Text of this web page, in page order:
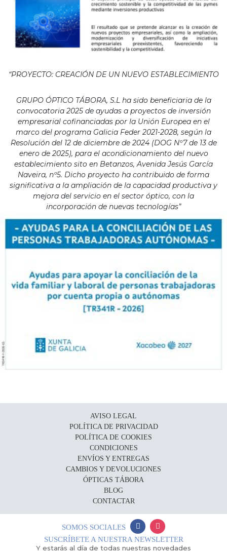
“PROYECTO: CREACIÓN DE UN NUEVO ESTABLECIMIENTO
GRUPO ÓPTICO TÁBORA, S.L ha sido beneficiaria de la
convocatoria 2025 de ayudas a proyectos de inversión
empresarial cofinanciadas por la Unión Europea en el
marco del programa Galicia Feder 2021-2028, según la
Resolución del 12 de diciembre de 2024 (DOG Nº7 de 13 de
enero de 2025), para el acondicionamiento del nuevo
establecimiento sito en Betanzos, Avenida Jesús García
Naveira, nº5. Dicho proyecto ha contribuido de forma
significativa a la ampliación de la capacidad productiva y
mejora del servicio en el sector óptico, con la
incorporación de nuevas tecnologías”
AVISO LEGAL
POLÍTICA DE PRIVACIDAD
POLÍTICA DE COOKIES
CONDICIONES
ENVÍOS Y ENTREGAS
CAMBIOS Y DEVOLUCIONES
ÓPTICAS TÁBORA
BLOG
CONTACTAR
SOMOS SOCIALES
SUSCRÍBETE A NUESTRA NEWSLETTER
Y estarás al día de todas nuestras novedades